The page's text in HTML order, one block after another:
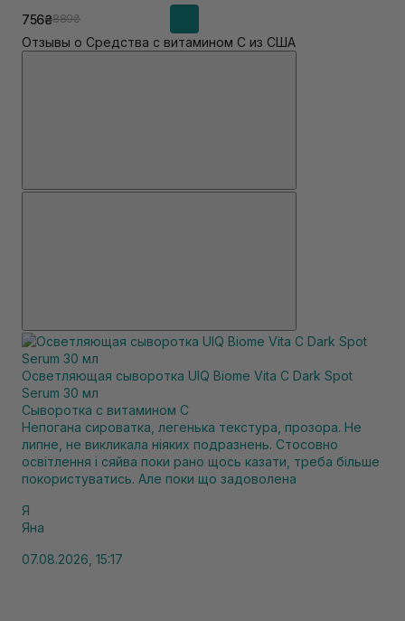
756₴889₴
Отзывы о Средства с витамином С из США
Осветляющая сыворотка UIQ Biome Vita C Dark Spot
Serum 30 мл
Сыворотка с витамином С
Непогана сироватка, легенька текстура, прозора. Не
липне, не викликала ніяких подразнень. Стосовно
освітлення і сяйва поки рано щось казати, треба більше
покористуватись. Але поки що задоволена
Я
Яна
07.08.2026, 15:17